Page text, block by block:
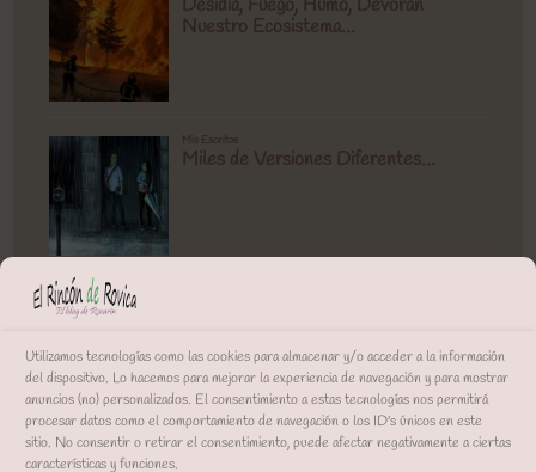
Utilizamos tecnologías como las cookies para almacenar y/o acceder a la información
del dispositivo. Lo hacemos para mejorar la experiencia de navegación y para mostrar
anuncios (no) personalizados. El consentimiento a estas tecnologías nos permitirá
procesar datos como el comportamiento de navegación o los ID's únicos en este
sitio. No consentir o retirar el consentimiento, puede afectar negativamente a ciertas
características y funciones.